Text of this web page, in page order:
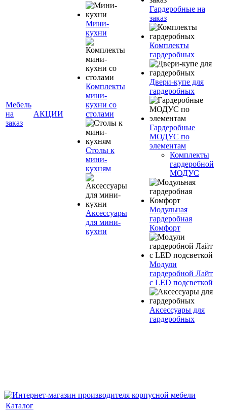
Мебель
на
заказ
АКЦИИ
Мини-
кухни
Комплекты
мини-
кухни со
столами
Столы к
мини-
кухням
Аксессуары
для мини-
кухни
Гардеробные на
заказ
Комплекты
гардеробных
Двери-купе для
гардеробных
Гардеробные
МОДУС по
элементам
Комплекты
гардеробной
МОДУС
Модульная
гардеробная
Комфорт
Модули
гардеробной Лайт
с LED подсветкой
Аксессуары для
гардеробных
Каталог